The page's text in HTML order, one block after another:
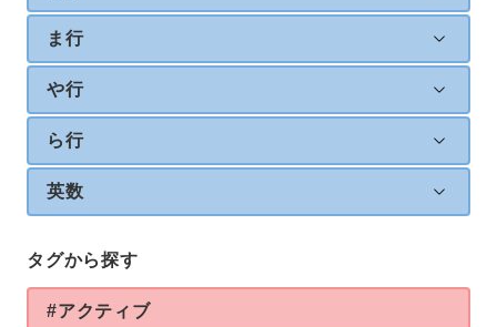
ま行
や行
ら行
英数
タグから探す
#アクティブ